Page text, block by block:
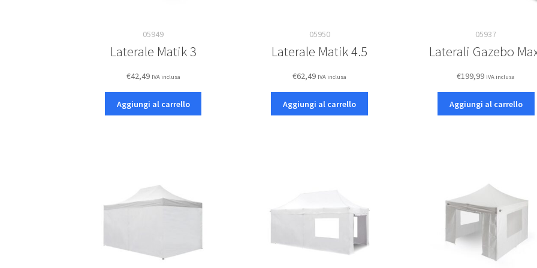
05949
Laterale Matik 3
€42,49 IVA inclusa
Aggiungi al carrello
05950
Laterale Matik 4.5
€62,49 IVA inclusa
Aggiungi al carrello
05937
Laterali Gazebo
€199,99 IVA inclusa
Aggiungi al carrello